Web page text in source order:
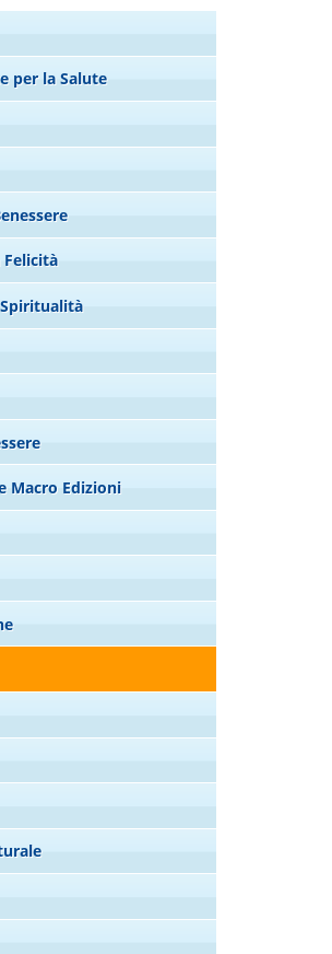
per la Salute
Felicità
Macro Edizioni